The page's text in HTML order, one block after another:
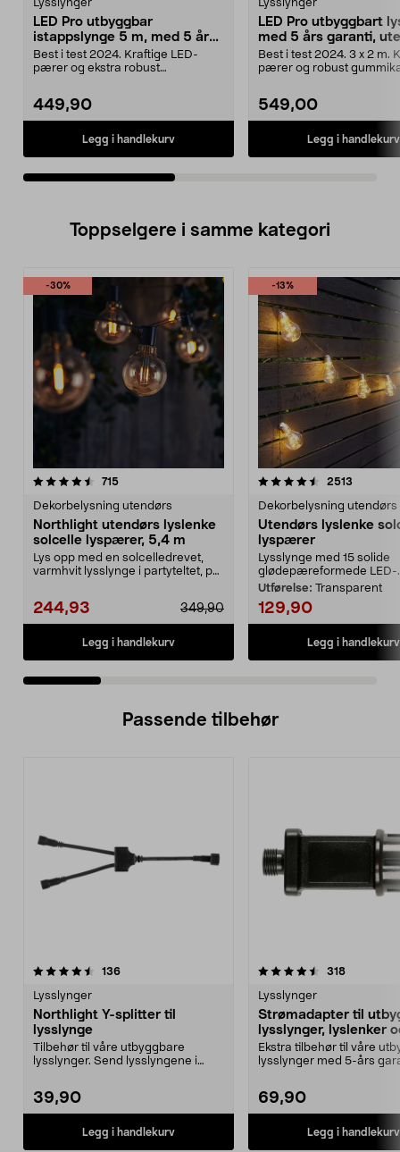
Lysslynger
LED Pro utbyggbar
istappslynge 5 m, med 5 års
garanti Northlight
Best i test 2024. Kraftige LED-
pærer og ekstra robust
449,90
Legg i handlekurv
Lysslynger
LED Pro utbyggbart
med 5 års garanti,
Northlight
Best i test 2024. 3 x 2 m.
pærer og robust
549,00
Legg i handlekurv
Toppselgere i samme kategori
-30%
715anmeldelser
Dekorbelysning utendørs
Northlight utendørs lyslenke
solcelle lyspærer, 5,4 m
Lys opp med en solcelledrevet,
varmhvit lysslynge i partyteltet, på
244,93 349,90
Legg i handlekurv
-13%
4.5 av 5 stjerner 2513
Dekorbelysning utendørs
Utendørs lyslenke
lyspærer
Lysslynge med 15 solide
glødepæreformede LED-
Utførelse: Transparent
129,90
Legg i handlekurv
4.5 av 5 stjerner
Passende tilbehør
136anmeldelser
Lysslynger
Northlight Y-splitter til
lysslynge
Tilbehør til våre utbyggbare
lysslynger. Send lysslyngene i
39,90
Legg i handlekurv
4.5av 5 stjerner 318
Lysslynger
Strømadapter til
lysslynger, lyslenker
lysnett, 5-års garanti,
Northlight
Ekstra tilbehør til våre
lysslynger med 5-års
69,90
Legg i handlekurv
4.5av 5 stjerner